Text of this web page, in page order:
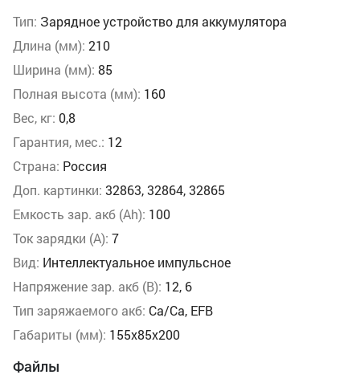
Тип: Зарядное устройство для аккумулятора
Длина (мм): 210
Ширина (мм): 85
Полная высота (мм): 160
Вес, кг: 0,8
Гарантия, мес.: 12
Страна: Россия
Доп. картинки: 32863, 32864, 32865
Емкость зар. акб (Аh): 100
Ток зарядки (А): 7
Вид: Интеллектуальное импульсное
Напряжение зар. акб (В): 12, 6
Тип заряжаемого акб: Ca/Ca, EFB
Габариты (мм): 155x85x200
Файлы